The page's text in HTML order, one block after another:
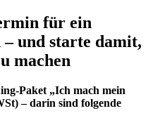
für ein
und starte damit,
machen
Paket „Ich mach mein
– darin sind folgende